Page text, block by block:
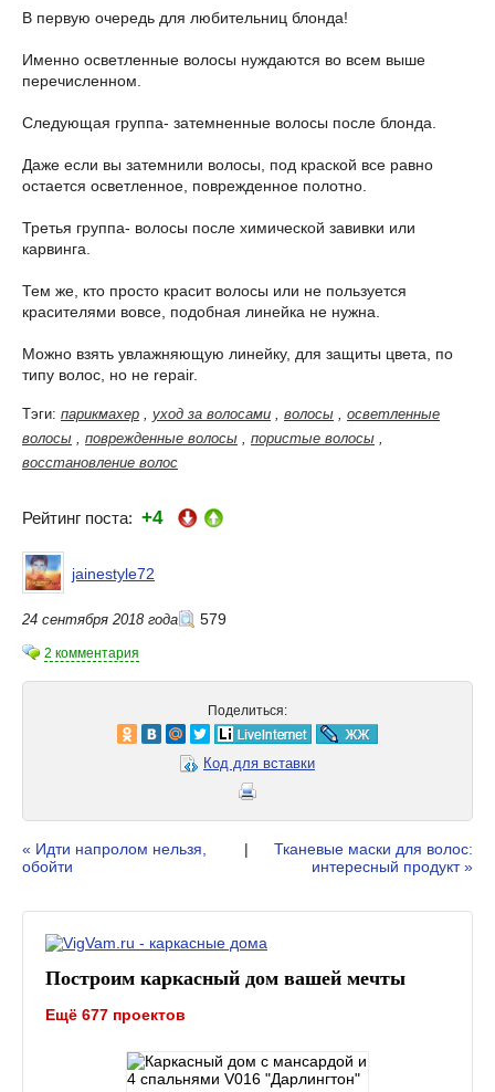
В первую очередь для любительниц блонда!
Именно осветленные волосы нуждаются во всем выше
перечисленном.
Следующая группа- затемненные волосы после блонда.
Даже если вы затемнили волосы, под краской все равно
остается осветленное, поврежденное полотно.
Третья группа- волосы после химической завивки или
карвинга.
Тем же, кто просто красит волосы или не пользуется
красителями вовсе, подобная линейка не нужна.
Можно взять увлажняющую линейку, для защиты цвета, по
типу волос, но не repair.
Тэги: парикмахер , уход за волосами , волосы , осветленные
волосы , поврежденные волосы , пористые волосы ,
восстановление волос
Рейтинг поста: +4
jainestyle72
24 сентября 2018 года 579
2 комментария
Поделиться:
Код для вставки
« Идти напролом нельзя,
обойти
|
Тканевые маски для волос:
интересный продукт »
Построим каркасный дом вашей мечты
Ещё 677 проектов